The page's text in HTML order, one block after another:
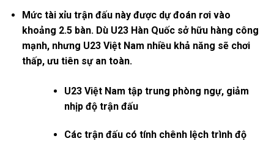
Mức tài xỉu trận đấu này được dự đoán rơi vào
khoảng 2.5 bàn. Dù U23 Hàn Quốc sở hữu hàng công
mạnh, nhưng U23 Việt Nam nhiều khả năng sẽ chơi
thấp, ưu tiên sự an toàn.
U23 Việt Nam tập trung phòng ngự, giảm
nhịp độ trận đấu
Các trận đấu có tính chênh lệch trình độ